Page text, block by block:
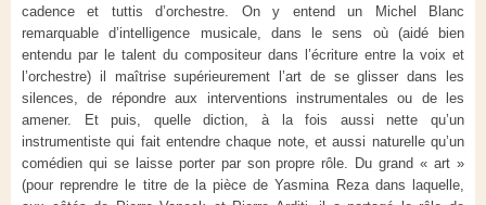
cadence et tuttis d’orchestre. On y entend un Michel Blanc
remarquable d’intelligence musicale, dans le sens où (aidé bien
entendu par le talent du compositeur dans l’écriture entre la voix et
l’orchestre) il maîtrise supérieurement l’art de se glisser dans les
silences, de répondre aux interventions instrumentales ou de les
amener. Et puis, quelle diction, à la fois aussi nette qu’un
instrumentiste qui fait entendre chaque note, et aussi naturelle qu’un
comédien qui se laisse porter par son propre rôle. Du grand « art »
(pour reprendre le titre de la pièce de Yasmina Reza dans laquelle,